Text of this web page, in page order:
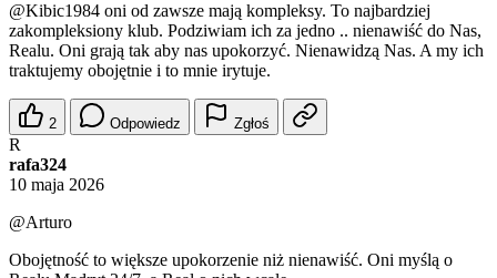
@Kibic1984 oni od zawsze mają kompleksy. To najbardziej
zakompleksiony klub. Podziwiam ich za jedno .. nienawiść do Nas,
Realu. Oni grają tak aby nas upokorzyć. Nienawidzą Nas. A my ich
traktujemy obojętnie i to mnie irytuje.
2 Odpowiedz Zgłoś
R
rafa324
10 maja 2026
@Arturo
Obojętność to większe upokorzenie niż nienawiść. Oni myślą o